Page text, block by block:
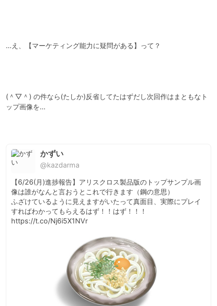
…え、【マーケティング能力に疑問がある】って？
(＾▽＾) の件なら(たしか)反省してたはずだし次回作はまともなト
ップ画像を…
かずい
@kazdarma
【6/26(月)進捗報告】アリスクロス製品版のトップサンプル画
像は誰がなんと言おうとこれで行きます（鋼の意思）
ふざけているように見えますがいたって真面目、実際にプレイ
すればわかってもらえるはず！！はず！！！
https://t.co/Nj6i5X1NVr